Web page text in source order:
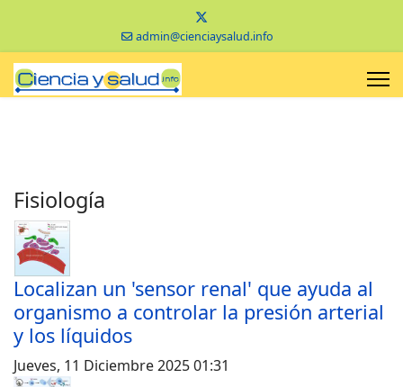
admin@cienciaysalud.info
Fisiología
Localizan un 'sensor renal' que ayuda al
organismo a controlar la presión arterial
y los líquidos
Jueves, 11 Diciembre 2025 01:31